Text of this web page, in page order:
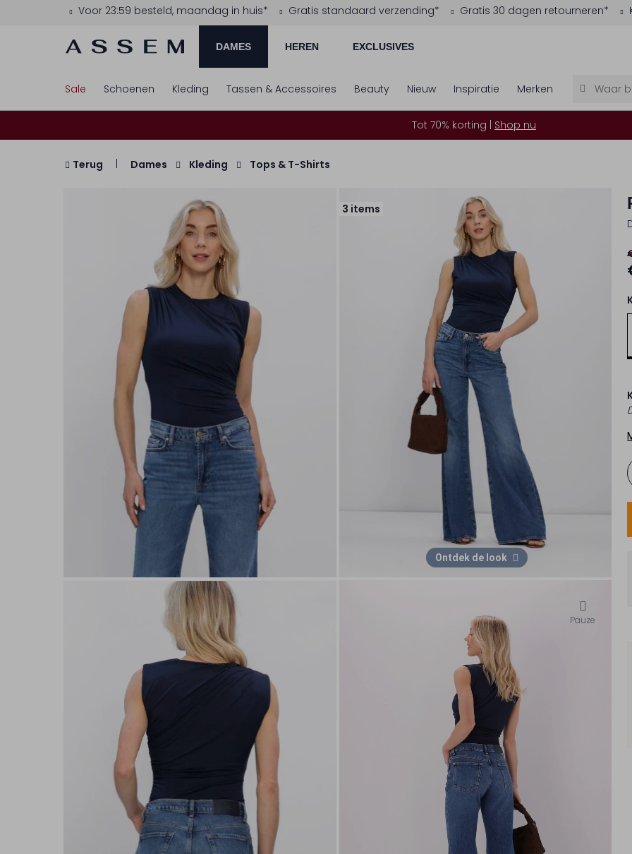
Voor 23:59 besteld, maandag in huis* Gratis standaard verzending* Gratis 30 dagen retourneren*
DAMES HEREN EXCLUSIVES
Sale Schoenen Kleding Tassen & Accessoires Beauty Nieuw Inspiratie Merken
Tot 70% korting | Shop nu
Terug Dames Kleding Tops & T-Shirts
3 items
Ontdek de look
Pauze